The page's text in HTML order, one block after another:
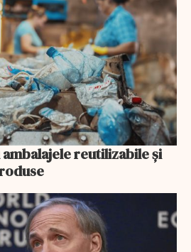
ambalajele reutilizabile și